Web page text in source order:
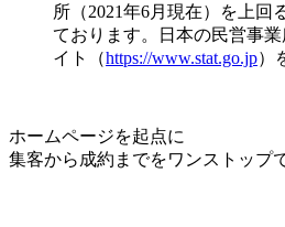
所（2021年6月現在）を上回
ております。日本の民営事
イト（https://www.stat.go.jp）
ホームページを起点に
集客から成約までをワンストップ